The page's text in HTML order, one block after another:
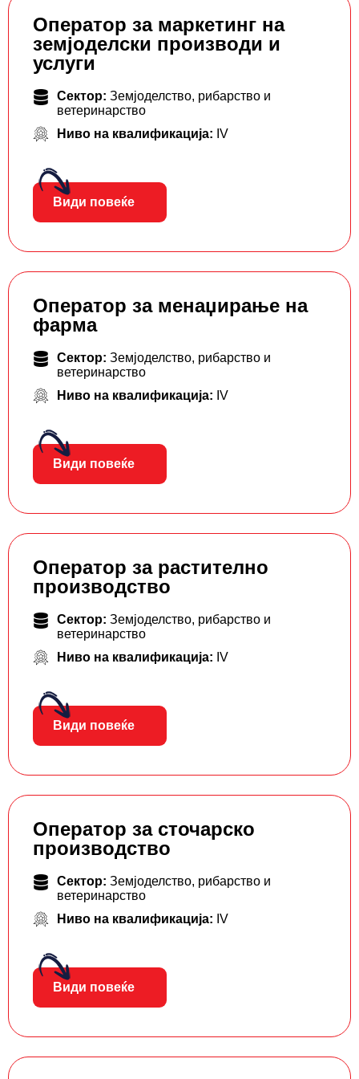
Оператор за маркетинг на
земјоделски производи и
услуги
Сектор: Земјоделство, рибарство и
ветеринарство
Ниво на квалификација: IV
Види повеќе
Оператор за менаџирање на
фарма
Сектор: Земјоделство, рибарство и
ветеринарство
Ниво на квалификација: IV
Види повеќе
Оператор за растително
производство
Сектор: Земјоделство, рибарство и
ветеринарство
Ниво на квалификација: IV
Види повеќе
Оператор за сточарско
производство
Сектор: Земјоделство, рибарство и
ветеринарство
Ниво на квалификација: IV
Види повеќе